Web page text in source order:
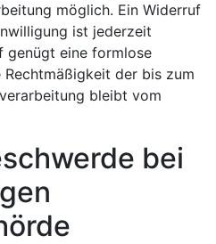
möglich. Ein Widerruf
ist jederzeit
genügt eine formlose
der bis zum
bleibt vom
bei